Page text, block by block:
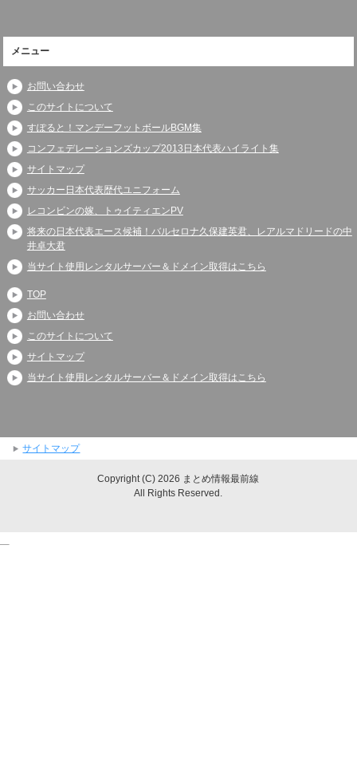
メニュー
お問い合わせ
このサイトについて
すぽると！マンデーフットボールBGM集
コンフェデレーションズカップ2013日本代表ハイライト集
サイトマップ
サッカー日本代表歴代ユニフォーム
レコンビンの嫁、トゥイティエンPV
将来の日本代表エース候補！バルセロナ久保建英君、レアルマドリードの中
井卓大君
当サイト使用レンタルサーバー＆ドメイン取得はこちら
TOP
お問い合わせ
このサイトについて
サイトマップ
当サイト使用レンタルサーバー＆ドメイン取得はこちら
サイトマップ
Copyright (C) 2026 まとめ情報最前線
All Rights Reserved.